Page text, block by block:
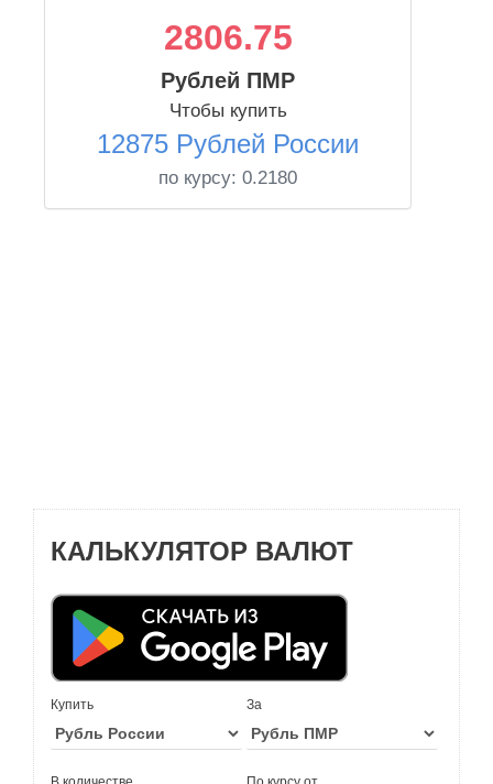
2806.75
Рублей ПМР
Чтобы купить
12875 Рублей России
по курсу: 0.2180
КАЛЬКУЛЯТОР ВАЛЮТ
Купить За